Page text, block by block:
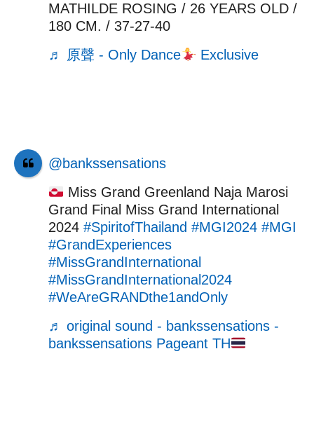
MATHILDE ROSING / 26 YEARS OLD /
180 CM. / 37-27-40
♬ 原聲 - Only Dance
Exclusive
@bankssensations
Miss Grand Greenland Naja Marosi
Grand Final Miss Grand International
2024 #SpiritofThailand #MGI2024 #MGI
#GrandExperiences
#MissGrandInternational
#MissGrandInternational2024
#WeAreGRANDthe1andOnly
♬ original sound - bankssensations -
bankssensations Pageant TH